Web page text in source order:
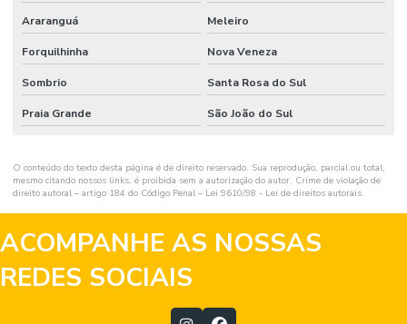
Araranguá Meleiro
Forquilhinha Nova Veneza
Sombrio Santa Rosa do Sul
Praia Grande São João do Sul
O conteúdo do texto desta página é de direito reservado. Sua reprodução, parcial ou total,
mesmo citando nossos links, é proibida sem a autorização do autor. Crime de violação de
direito autoral – artigo 184 do Código Penal – Lei 9610/98 - Lei de direitos autorais.
ACOMPANHE AS NOSSAS
REDES SOCIAIS